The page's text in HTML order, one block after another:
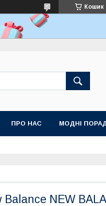
Кошик
ПРО НАС МОДНІ
Balance NEW